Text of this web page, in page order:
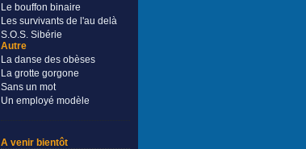
Le bouffon binaire
Les survivants de l'au delà
S.O.S. Sibérie
Autre
La danse des obèses
La grotte gorgone
Sans un mot
Un employé modèle
A venir bientôt